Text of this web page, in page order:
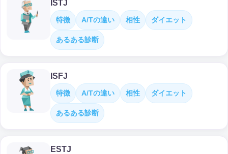
ISTJ
特徴 A/Tの違い 相性 ダイエット
あるある診断
ISFJ
特徴 A/Tの違い 相性 ダイエット
あるある診断
ESTJ